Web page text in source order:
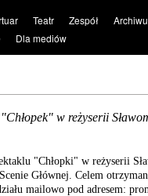
Dla mediów
Teatr Zespół
w reżyserii
"Chłopki" w reżyserii
Głównej. Celem
mailowo pod adresem: